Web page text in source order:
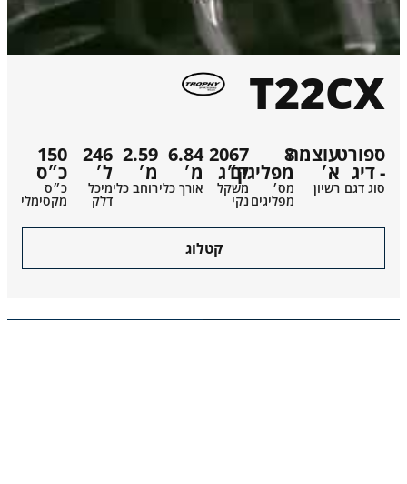
T22CX
ספורט
- דיג
סוג דגם
עוצמה
א׳
רשיון
8
מפליגים
מס׳
מפליגים
2067
ק״ג
משקל
נקי
6.84
מ׳
אורך כלי
2.59
מ׳
רוחב כלי
246
ל׳
מיכל
דלק
150
כ״ס
כ״ס
מקסימלי
קטלוג